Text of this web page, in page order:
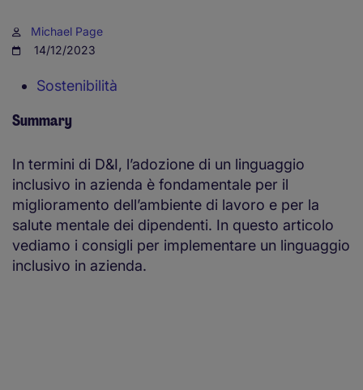
Michael Page
14/12/2023
Sostenibilità
Summary
In termini di D&I, l’adozione di un linguaggio
inclusivo in azienda è fondamentale per il
miglioramento dell’ambiente di lavoro e per la
salute mentale dei dipendenti. In questo articolo
vediamo i consigli per implementare un linguaggio
inclusivo in azienda.